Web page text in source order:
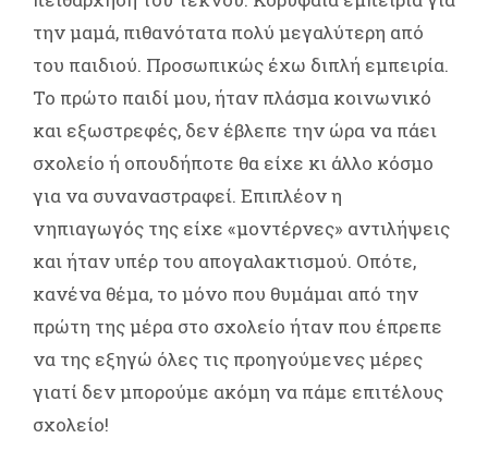
την μαμά, πιθανότατα πολύ μεγαλύτερη από
του παιδιού. Προσωπικώς έχω διπλή εμπειρία.
Το πρώτο παιδί μου, ήταν πλάσμα κοινωνικό
και εξωστρεφές, δεν έβλεπε την ώρα να πάει
σχολείο ή οπουδήποτε θα είχε κι άλλο κόσμο
για να συναναστραφεί. Επιπλέον η
νηπιαγωγός της είχε «μοντέρνες» αντιλήψεις
και ήταν υπέρ του απογαλακτισμού. Οπότε,
κανένα θέμα, το μόνο που θυμάμαι από την
πρώτη της μέρα στο σχολείο ήταν που έπρεπε
να της εξηγώ όλες τις προηγούμενες μέρες
γιατί δεν μπορούμε ακόμη να πάμε επιτέλους
σχολείο!